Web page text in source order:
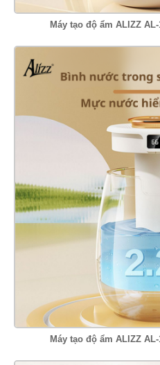
Máy tạo độ ẩm ALIZZ
Máy tạo độ ẩm ALIZZ